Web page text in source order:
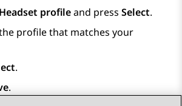
Headset profileand press Select.
profile that matches your
.
.